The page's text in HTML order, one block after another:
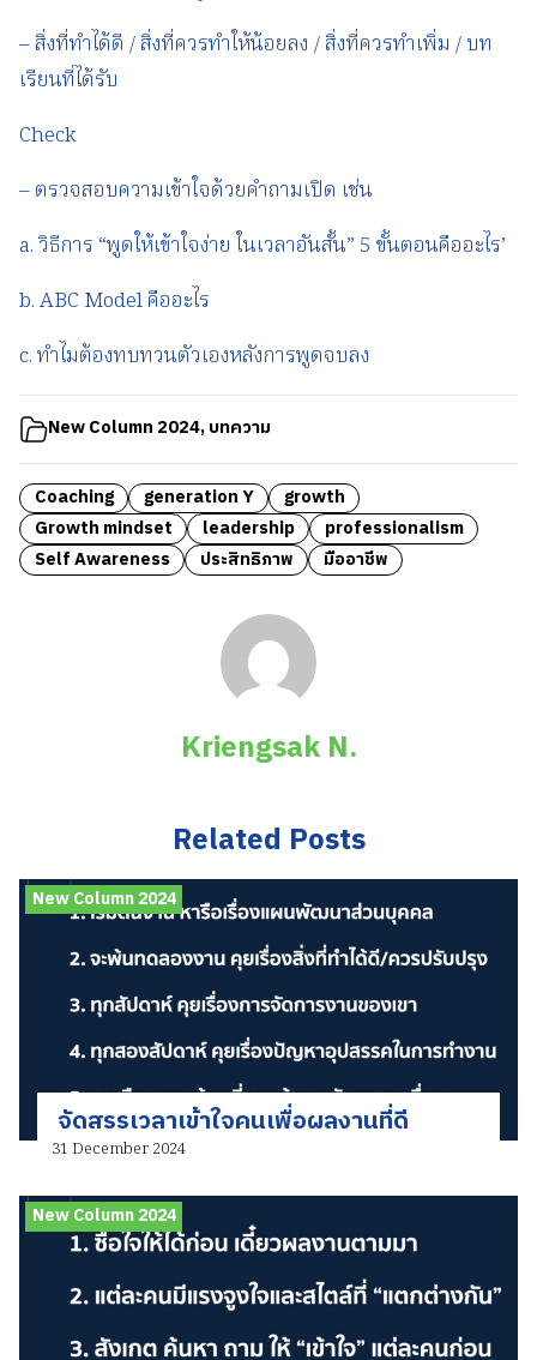
– สิ่งที่ทำได้ดี / สิ่งที่ควรทำให้น้อยลง / สิ่งที่ควรทำเพิ่ม / บท
เรียนที่ได้รับ
Check
– ตรวจสอบความเข้าใจด้วยคำถามเปิด เช่น
a. วิธีการ “พูดให้เข้าใจง่าย ในเวลาอันสั้น” 5 ขั้นตอนคืออะไร’
b. ABC Model คืออะไร
c. ทำไมต้องทบทวนตัวเองหลังการพูดจบลง
New Column 2024,บทความ
Coaching generation Y
growth
Growth mindset
leadership
professionalism
Self Awareness
ประสิทธิภาพ มืออาชีพ
Kriengsak N.
Related Posts
New Column 2024
จัดสรรเวลาเข้าใจคนเพื่อผลงานที่ดี
31 December 2024
New Column 2024